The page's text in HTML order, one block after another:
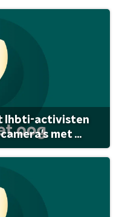
lhbti-activisten
met ...